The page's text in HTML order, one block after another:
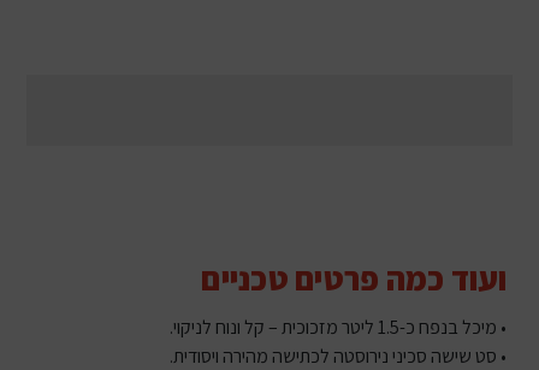
ועוד כמה פרטים טכניים
• מיכל בנפח כ-1.5 ליטר מזכוכית – קל ונוח לניקוי.
• סט שישה סכיני נירוסטה לכתישה מהירה ויסודית.